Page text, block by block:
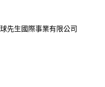
先生國際事業有限公司